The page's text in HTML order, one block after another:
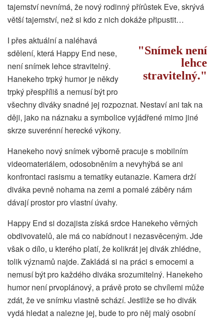
tajemství nevnímá, že nový rodinný přírůstek Eve, skrývá
větší tajemství, než si kdo z nich dokáže připustit…
Snímek není
lehce
stravitelný.
I přes aktuální a naléhavá
sdělení, která Happy End nese,
není snímek lehce stravitelný.
Hanekeho trpký humor je někdy
trpký přespříliš a nemusí být pro
všechny diváky snadné jej rozpoznat. Nestaví ani tak na
ději, jako na náznaku a symbolice vyjádřené mimo jiné
skrze suverénní herecké výkony.
Hanekeho nový snímek výborně pracuje s mobilním
videomateriálem, odosobněním a nevyhýbá se ani
konfrontaci rasismu a tematiky eutanazie. Kamera drží
diváka pevně nohama na zemi a pomalé záběry nám
dávají prostor pro vlastní úvahy.
Happy End si dozajista získá srdce Hanekeho věrných
obdivovatelů, ale má co nabídnout i nezasvěceným. Jde
však o dílo, u kterého platí, že kolikrát jej divák zhlédne,
tolik významů najde. Zakládá si na práci s emocemi a
nemusí být pro každého diváka srozumitelný. Hanekeho
humor není prvoplánový, a právě proto se chvílemi může
zdát, že ve snímku vlastně schází. Jestliže se ho divák
vydá hledat a nalezne jej, bude to pro něj malý osobní